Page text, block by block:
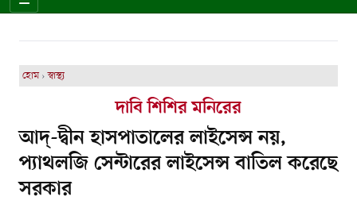
হোম›স্বাস্থ্য
দাবি শিশির মনিরের
আদ্-দ্বীন হাসপাতালের লাইসেন্স নয়,
প্যাথলজি সেন্টারের লাইসেন্স বাতিল করেছে
সরকার